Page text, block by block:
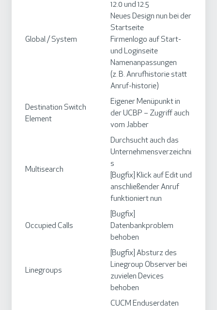
Global / System
12.0 und 12.5
Neues Design nun bei der
Startseite
Firmenlogo auf Start-
und Loginseite
Namenanpassungen
(z. B. Anrufhistorie statt
Anruf-historie)
Destination Switch
Element
Eigener Menüpunkt in
der UCBP – Zugriff auch
vom Jabber
Multisearch
Durchsucht auch das
Unternehmensverzeichni
s
[Bugfix] Klick auf Edit und
anschließender Anruf
funktioniert nun
Occupied Calls
[Bugfix]
Datenbankproblem
behoben
Linegroups
[Bugfix] Absturz des
Linegroup Observer bei
zuvielen Devices
behoben
CUCM Enduserdaten